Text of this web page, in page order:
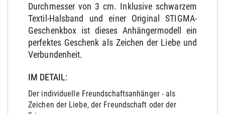
Durchmesser von 3 cm. Inklusive schwarzem
Textil-Halsband und einer Original STIGMA-
Geschenkbox ist dieses Anhängermodell ein
perfektes Geschenk als Zeichen der Liebe und
Verbundenheit.
IM DETAIL:
Der individuelle Freundschaftsanhänger - als
Zeichen der Liebe, der Freundschaft oder der